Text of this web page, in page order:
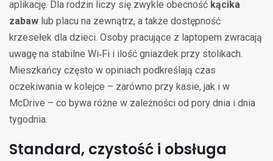
aplikację. Dla rodzin liczy się zwykle obecność kącika
zabaw lub placu na zewnątrz, a także dostępność
krzesełek dla dzieci. Osoby pracujące z laptopem zwracają
uwagę na stabilne Wi‑Fi i ilość gniazdek przy stolikach.
Mieszkańcy często w opiniach podkreślają czas
oczekiwania w kolejce – zarówno przy kasie, jak i w
McDrive – co bywa różne w zależności od pory dnia i dnia
tygodnia.
Standard, czystość i obsługa